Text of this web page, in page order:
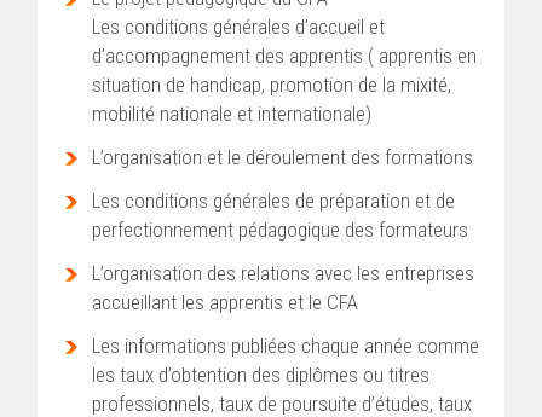
Les conditions générales d’accueil et
d’accompagnement des apprentis ( apprentis en
situation de handicap, promotion de la mixité,
mobilité nationale et internationale)
L’organisation et le déroulement des formations
Les conditions générales de préparation et de
perfectionnement pédagogique des formateurs
L’organisation des relations avec les entreprises
accueillant les apprentis et le CFA
Les informations publiées chaque année comme
les taux d’obtention des diplômes ou titres
professionnels, taux de poursuite d’études, taux